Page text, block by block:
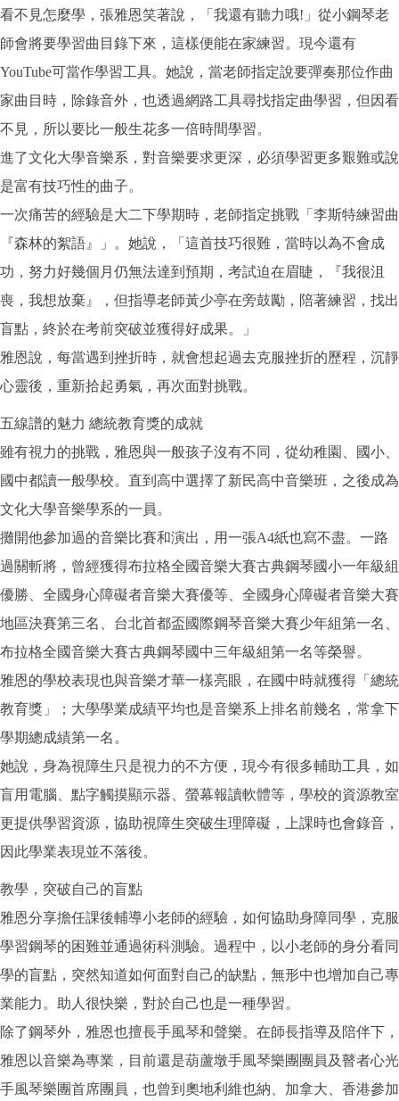
看不見怎麼學，張雅恩笑著說，「我還有聽力哦!」從小鋼琴老
師會將要學習曲目錄下來，這樣便能在家練習。現今還有
YouTube可當作學習工具。她說，當老師指定說要彈奏那位作曲
家曲目時，除錄音外，也透過網路工具尋找指定曲學習，但因看
不見，所以要比一般生花多一倍時間學習。
進了文化大學音樂系，對音樂要求更深，必須學習更多艱難或說
是富有技巧性的曲子。
一次痛苦的經驗是大二下學期時，老師指定挑戰「李斯特練習曲
『森林的絮語』」。她說，「這首技巧很難，當時以為不會成
功，努力好幾個月仍無法達到預期，考試迫在眉睫，『我很沮
喪，我想放棄』，但指導老師黃少亭在旁鼓勵，陪著練習，找出
盲點，終於在考前突破並獲得好成果。」
雅恩說，每當遇到挫折時，就會想起過去克服挫折的歷程，沉靜
心靈後，重新拾起勇氣，再次面對挑戰。
五線譜的魅力 總統教育獎的成就
雖有視力的挑戰，雅恩與一般孩子沒有不同，從幼稚園、國小、
國中都讀一般學校。直到高中選擇了新民高中音樂班，之後成為
文化大學音樂學系的一員。
攤開他參加過的音樂比賽和演出，用一張A4紙也寫不盡。一路
過關斬將，曾經獲得布拉格全國音樂大賽古典鋼琴國小一年級組
優勝、全國身心障礙者音樂大賽優等、全國身心障礙者音樂大賽
地區決賽第三名、台北首都盃國際鋼琴音樂大賽少年組第一名、
布拉格全國音樂大賽古典鋼琴國中三年級組第一名等榮譽。
雅恩的學校表現也與音樂才華一樣亮眼，在國中時就獲得「總統
教育獎」；大學學業成績平均也是音樂系上排名前幾名，常拿下
學期總成績第一名。
她說，身為視障生只是視力的不方便，現今有很多輔助工具，如
盲用電腦、點字觸摸顯示器、螢幕報讀軟體等，學校的資源教室
更提供學習資源，協助視障生突破生理障礙，上課時也會錄音，
因此學業表現並不落後。
教學，突破自己的盲點
雅恩分享擔任課後輔導小老師的經驗，如何協助身障同學，克服
學習鋼琴的困難並通過術科測驗。過程中，以小老師的身分看同
學的盲點，突然知道如何面對自己的缺點，無形中也增加自己專
業能力。助人很快樂，對於自己也是一種學習。
除了鋼琴外，雅恩也擅長手風琴和聲樂。在師長指導及陪伴下，
雅恩以音樂為專業，目前還是葫蘆墩手風琴樂團團員及瞽者心光
手風琴樂團首席團員，也曾到奧地利維也納、加拿大、香港參加